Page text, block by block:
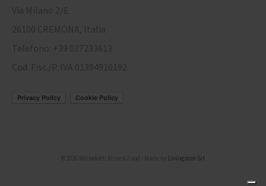
Via Milano 2/E
26100 CREMONA, Italia
Telefono: +39 037233613
Cod. Fisc./P. IVA 01394910192
©2026 Michelotti Wine & Food · Made by Livingston Srl